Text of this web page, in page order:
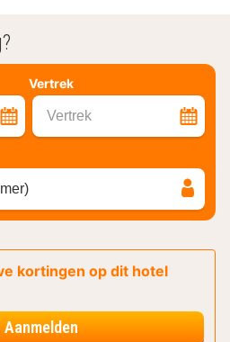
Vertrek
Vertrek
kortingen op dit hotel
Aanmelden